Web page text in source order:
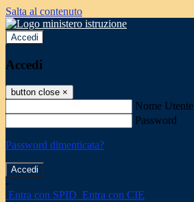
Salta al contenuto
Accedi
Accedi
button close ×
Nome Utente
Password
Password dimenticata?
-
Entra con SPID Entra con CIE